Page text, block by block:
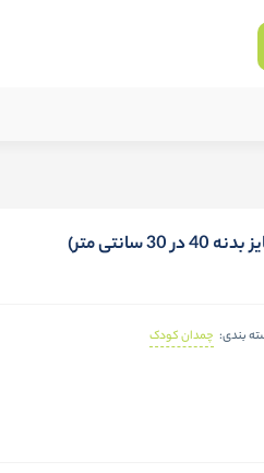
متر)
بندی: چمدان کودک